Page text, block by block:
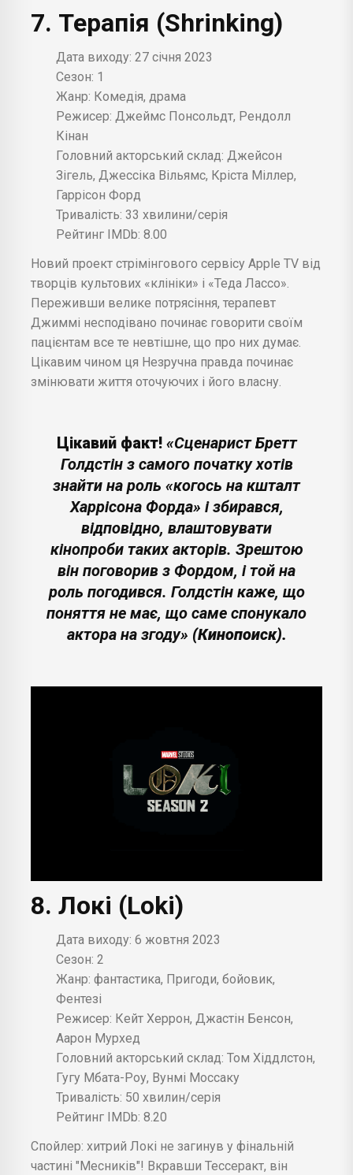
7. Терапія (Shrinking)
Дата виходу: 27 січня 2023
Сезон: 1
Жанр: Комедія, драма
Режисер: Джеймс Понсольдт, Рендолл
Кінан
Головний акторський склад: Джейсон
Зігель, Джессіка Вільямс, Кріста Міллер,
Гаррісон Форд
Тривалість: 33 хвилини/серія
Рейтинг IMDb: 8.00
Новий проект стрімінгового сервісу Apple TV від
творців культових «клініки» і «Теда Лассо».
Переживши велике потрясіння, терапевт
Джиммі несподівано починає говорити своїм
пацієнтам все те невтішне, що про них думає.
Цікавим чином ця Незручна правда починає
змінювати життя оточуючих і його власну.
Цікавий факт!«Сценарист Бретт
Голдстін з самого початку хотів
знайти на роль «когось на кшталт
Харрісона Форда» і збирався,
відповідно, влаштовувати
кінопроби таких акторів. Зрештою
він поговорив з Фордом, і той на
роль погодився. Голдстін каже, що
поняття не має, що саме спонукало
актора на згоду» (Кинопоиск).
8. Локі (Loki)
Дата виходу: 6 жовтня 2023
Сезон: 2
Жанр: фантастика, Пригоди, бойовик,
Фентезі
Режисер: Кейт Херрон, Джастін Бенсон,
Аарон Мурхед
Головний акторський склад: Том Хіддлстон,
Гугу Мбата-Роу, Вунмі Моссаку
Тривалість: 50 хвилин/серія
Рейтинг IMDb: 8.20
Спойлер: хитрий Локі не загинув у фінальній
частині "Месників"! Вкравши Тессеракт, він